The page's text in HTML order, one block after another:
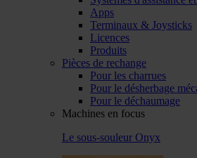
Apps
Terminaux & Joysticks
Licences
Produits
Pièces de rechange
Pour les charrues
Pour le désherbage
Pour le déchaumage
Machines en focus
Le sous-souleur Onyx